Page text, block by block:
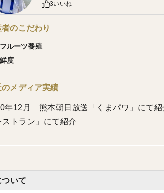
ついて
3いいね
者のこだわり
フルーツ養殖
鮮度
のメディア実績
年12月 熊本朝日放送「くまパワ」にて
ストラン」にて紹介